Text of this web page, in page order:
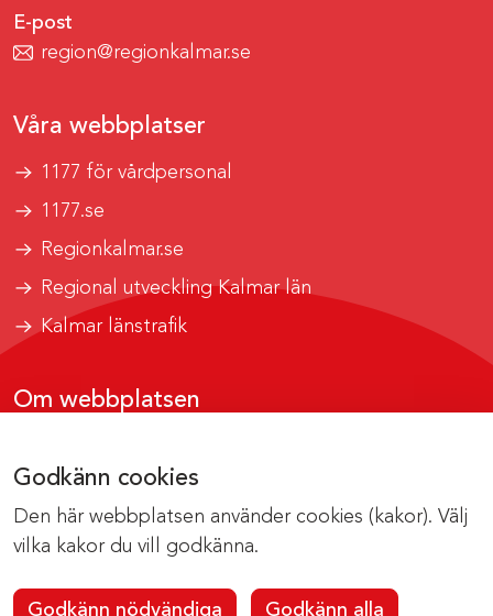
Godkänn cookies
Den här webbplatsen använder cookies (kakor). Välj
vilka kakor du vill godkänna.
Godkänn nödvändiga Godkänn alla
E-post
region@regionkalmar.se
Våra webbplatser
1177 för vårdpersonal
1177.se
Regionkalmar.se
Regional utveckling Kalmar län
Kalmar länstrafik
Om webbplatsen
Om cookies
Kontakta webbredaktionen